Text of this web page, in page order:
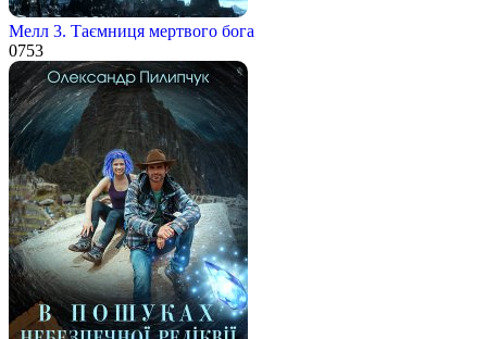
Мелл 3. Таємниця мертвого бога
0753